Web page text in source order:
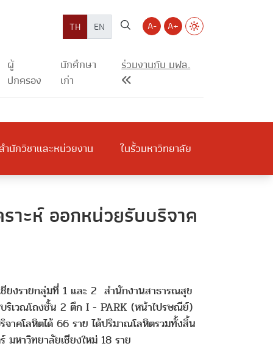
TH EN A- A+
ผู้
ปกครอง
นักศึกษา
เก่า
ร่วมงานกับ มฟล.
ำนักวิชาและหน่วยงาน ในรั้วมหาวิทยาลัย
าะห์ ออกหน่วยรับบริจาค
ยงรายกลุ่มที่ 1 และ 2 สำนักงานสาธารณสุข
บริเวณโถงชั้น 2 ตึก I - PARK (หน้าไปรษณีย์)
าคโลหิตได้ 66 ราย ได้ปริมาณโลหิตรวมทั้งสิ้น
หาวิทยาลัยเชียงใหม่ 18 ราย